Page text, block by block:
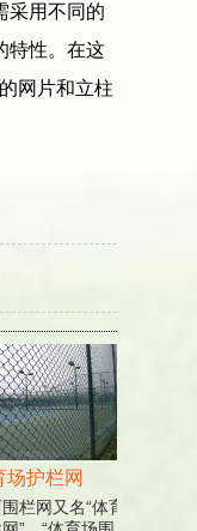
采用不同的
特性。在这
网片和立柱
护栏网
栏网又名“体育场